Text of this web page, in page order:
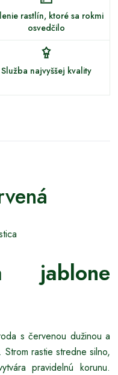
rastlín, ktoré sa rokmi
osvedčilo
Služba najvyššej kvality
jablone
s červenou dužinou a
rastie stredne silno,
pravidelnú korunu.